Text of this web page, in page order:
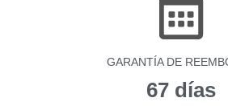
GARANTÍA DE
67 días